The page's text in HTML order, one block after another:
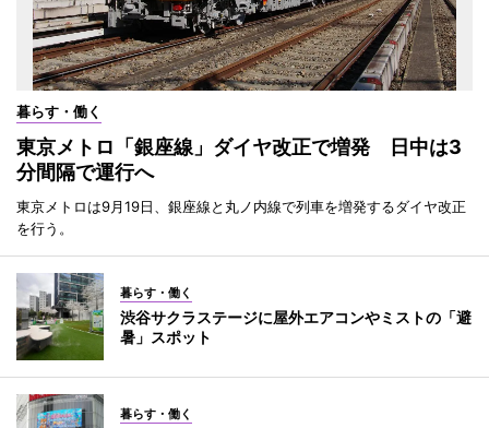
暮らす・働く
東京メトロ「銀座線」ダイヤ改正で増発 日中は3
分間隔で運行へ
東京メトロは9月19日、銀座線と丸ノ内線で列車を増発するダイヤ改正
を行う。
暮らす・働く
渋谷サクラステージに屋外エアコンやミストの「避
暑」スポット
暮らす・働く